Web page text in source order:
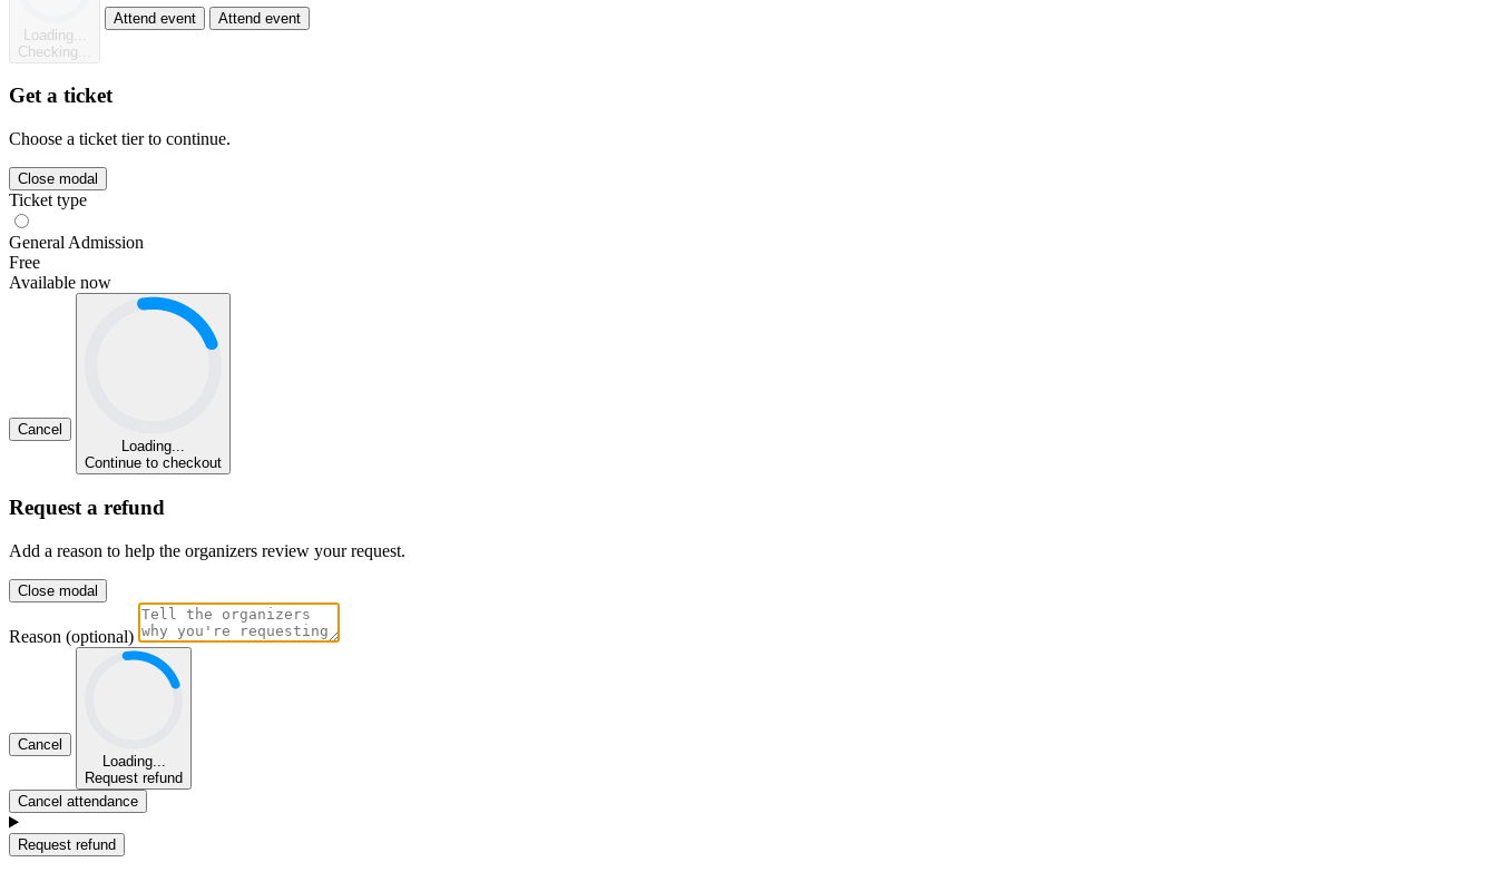
Loading...
Checking...
Attend event Attend event
Get a ticket
Choose a ticket tier to continue.
Close modal
Ticket type
General Admission
Free
Available now
Cancel
Loading...
Continue to checkout
Request a refund
Add a reason to help the organizers review your request.
Close modal
Reason (optional)
Cancel
Loading...
Request refund
Cancel attendance
Request refund